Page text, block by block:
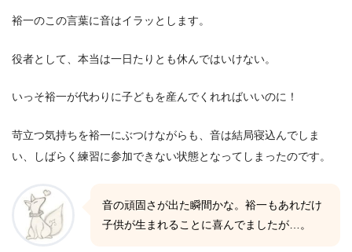
裕一のこの言葉に音はイラッとします。
役者として、本当は一日たりとも休んではいけない。
いっそ裕一が代わりに子どもを産んでくれればいいのに！
苛立つ気持ちを裕一にぶつけながらも、音は結局寝込んでしま
い、しばらく練習に参加できない状態となってしまったのです。
音の頑固さが出た瞬間かな。裕一もあれだけ
子供が生まれることに喜んでましたが…。